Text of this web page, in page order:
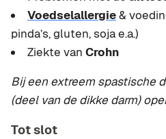
Voedselallergie&
pinda’s, gluten, soja e.a.)
Ziekte van Crohn
Bij een extreem spastische
(deel van de dikke darm)
Tot slot